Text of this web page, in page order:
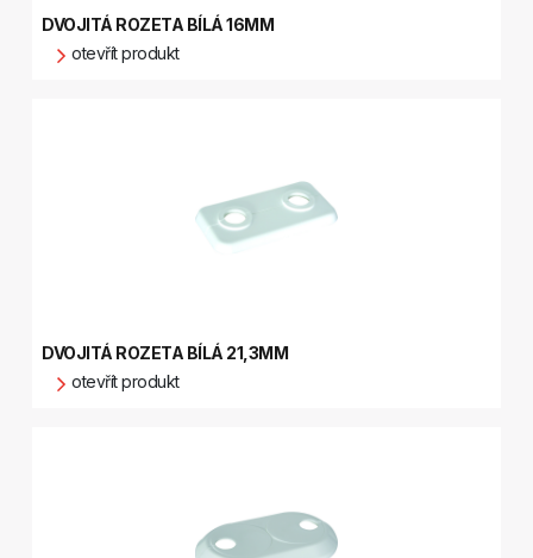
DVOJITÁ ROZETA BÍLÁ 16MM
otevřít produkt
DVOJITÁ ROZETA BÍLÁ 21,3MM
otevřít produkt